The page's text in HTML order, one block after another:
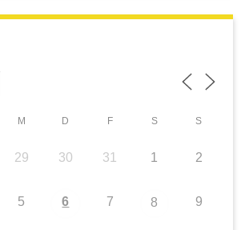
M D F S S
29 30 31 1 2
5 6 7 8 9